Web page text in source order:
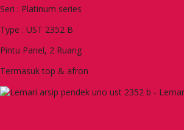
Seri : Platinum series
Type : UST 2352 B
Pintu Panel, 2 Ruang
Termasuk top & afron